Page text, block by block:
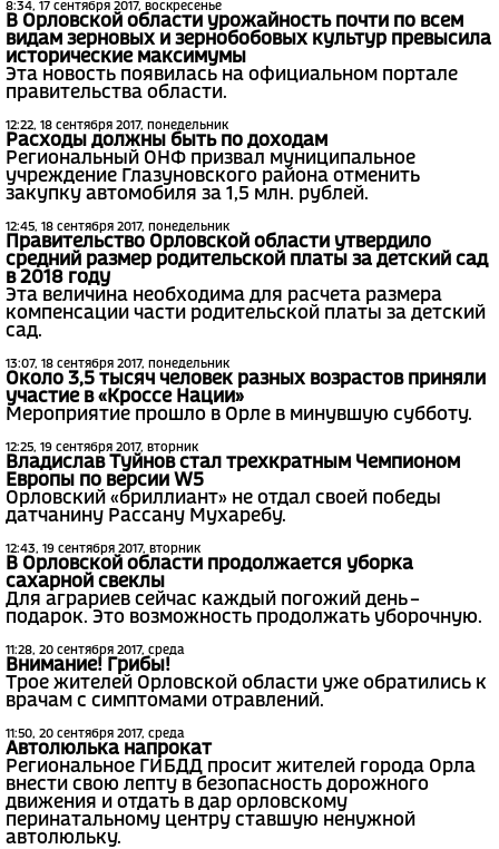
8:34, 17 сентября 2017, воскресенье
В Орловской области урожайность почти по всем
видам зерновых и зернобобовых культур превысила
исторические максимумы
Эта новость появилась на официальном портале
правительства области.
12:22, 18 сентября 2017, понедельник
Расходы должны быть по доходам
Региональный ОНФ призвал муниципальное
учреждение Глазуновского района отменить
закупку автомобиля за 1,5 млн. рублей.
12:45, 18 сентября 2017, понедельник
Правительство Орловской области утвердило
средний размер родительской платы за детский сад
в 2018 году
Эта величина необходима для расчета размера
компенсации части родительской платы за детский
сад.
13:07, 18 сентября 2017, понедельник
Около 3,5 тысяч человек разных возрастов приняли
участие в «Кроссе Нации»
Мероприятие прошло в Орле в минувшую субботу.
12:25, 19 сентября 2017, вторник
Владислав Туйнов стал трехкратным Чемпионом
Европы по версии W5
Орловский «бриллиант» не отдал своей победы
датчанину Рассану Мухаребу.
12:43, 19 сентября 2017, вторник
В Орловской области продолжается уборка
сахарной свеклы
Для аграриев сейчас каждый погожий день –
подарок. Это возможность продолжать уборочную.
11:28, 20 сентября 2017, среда
Внимание! Грибы!
Трое жителей Орловской области уже обратились к
врачам с симптомами отравлений.
11:50, 20 сентября 2017, среда
Автолюлька напрокат
Региональное ГИБДД просит жителей города Орла
внести свою лепту в безопасность дорожного
движения и отдать в дар орловскому
перинатальному центру ставшую ненужной
автолюльку.